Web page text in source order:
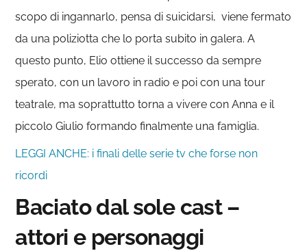
scopo di ingannarlo, pensa di suicidarsi, viene fermato
da una poliziotta che lo porta subito in galera. A
questo punto, Elio ottiene il successo da sempre
sperato, con un lavoro in radio e poi con una tour
teatrale, ma soprattutto torna a vivere con Anna e il
piccolo Giulio formando finalmente una famiglia.
LEGGI ANCHE: i finali delle serie tv che forse non
ricordi
Baciato dal sole cast –
attori e personaggi